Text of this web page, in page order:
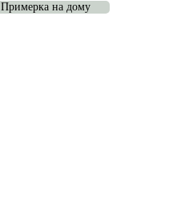
Примерка на дому